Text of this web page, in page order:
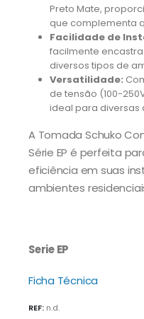
Preto Mate,
que complementa
Facilidade de
facilmente
diversos tipos de
Versatilidade:
de tensão (100-
ideal para diversas
A Tomada Schuko
Série EP é perfeita
eficiência em suas
ambientes
Serie EP
Ficha Técnica
REF: n.d.